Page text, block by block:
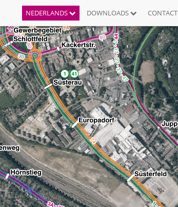
NEDERLANDS DOWNLOADS CONTACT